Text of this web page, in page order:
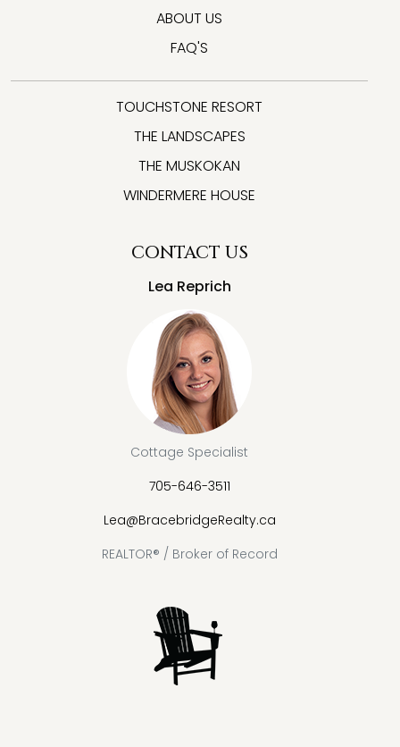
ABOUT US
FAQ'S
TOUCHSTONE RESORT
THE LANDSCAPES
THE MUSKOKAN
WINDERMERE HOUSE
CONTACT US
Lea Reprich
Cottage Specialist
705-646-3511
Lea@BracebridgeRealty.ca
REALTOR® / Broker of Record